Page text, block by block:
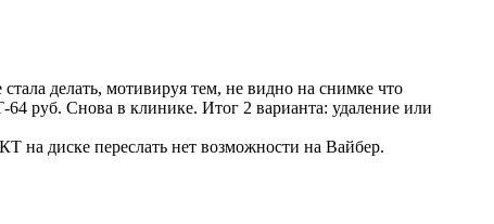
делать, мотивируя тем, не видно на снимке что
64 руб. Снова в клинике. Итог 2 варианта: удаление или
на диске переслать нет возможности на Вайбер.